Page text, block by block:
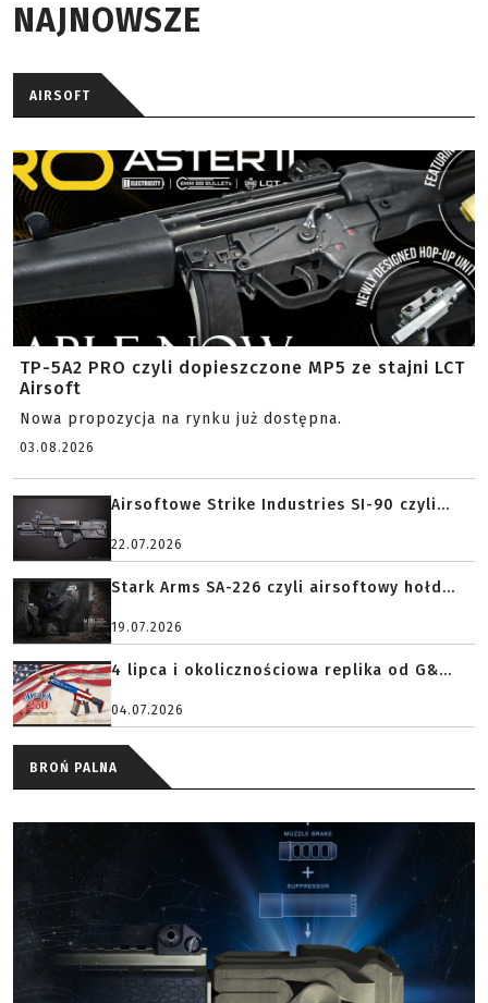
NAJNOWSZE
AIRSOFT
TP-5A2 PRO czyli dopieszczone MP5 ze stajni LCT
Airsoft
Nowa propozycja na rynku już dostępna.
03.08.2026
Airsoftowe Strike Industries SI-90 czyli...
22.07.2026
Stark Arms SA-226 czyli airsoftowy hołd...
19.07.2026
4 lipca i okolicznościowa replika od G&...
04.07.2026
BROŃ PALNA